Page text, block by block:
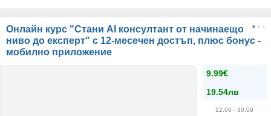
Онлайн курс "Стани AI консултант от начинаещo
ниво до експерт" с 12-месечен достъп, плюс бонус -
мобилно приложение
9.99€
19.54лв
12.06 - 30.09